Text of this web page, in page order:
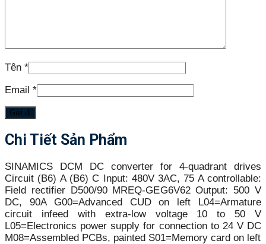
Tên *
Email *
Chi Tiết Sản Phẩm
SINAMICS DCM DC converter for 4-quadrant drives
Circuit (B6) A (B6) C Input: 480V 3AC, 75 A controllable:
Field rectifier D500/90 MREQ-GEG6V62 Output: 500 V
DC, 90A G00=Advanced CUD on left L04=Armature
circuit infeed with extra-low voltage 10 to 50 V
L05=Electronics power supply for connection to 24 V DC
M08=Assembled PCBs, painted S01=Memory card on left